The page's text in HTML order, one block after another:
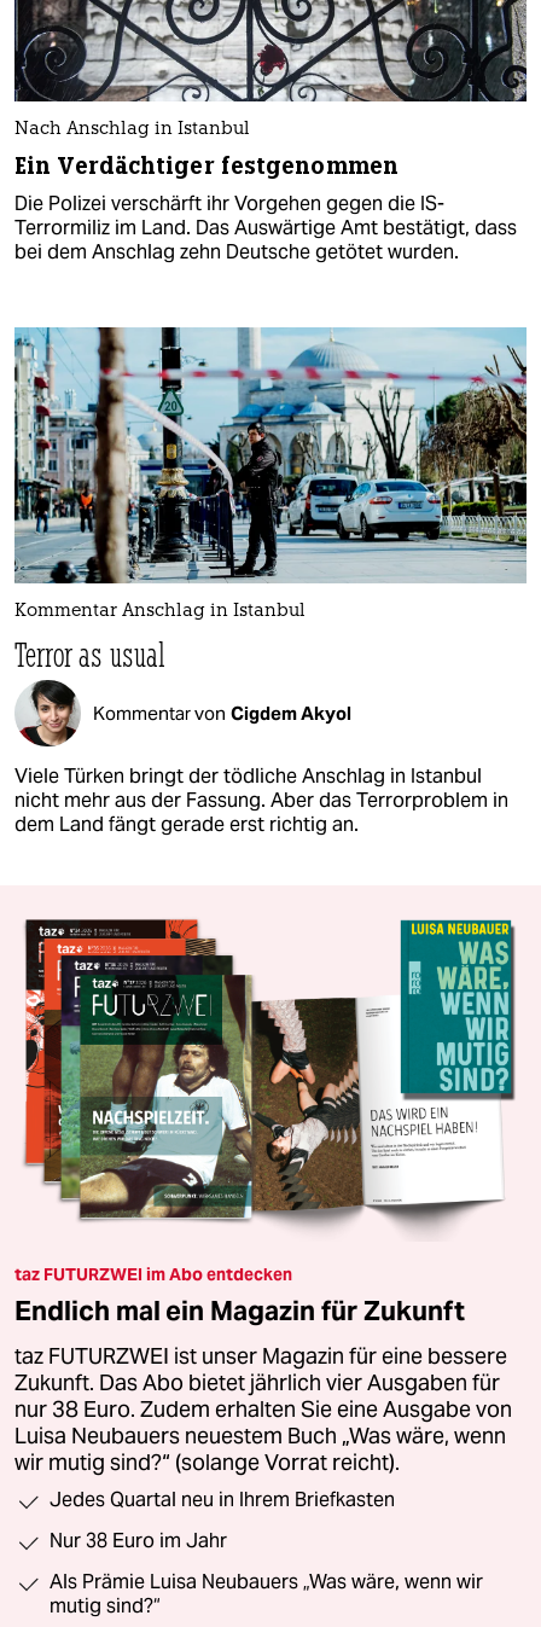
Nach Anschlag in Istanbul
Ein Verdächtiger festgenommen
Die Polizei verschärft ihr Vorgehen gegen die IS-
Terrormiliz im Land. Das Auswärtige Amt bestätigt, dass
bei dem Anschlag zehn Deutsche getötet wurden.
Kommentar Anschlag in Istanbul
Terror as usual
Kommentar von Cigdem Akyol
Viele Türken bringt der tödliche Anschlag in Istanbul
nicht mehr aus der Fassung. Aber das Terrorproblem in
dem Land fängt gerade erst richtig an.
taz FUTURZWEI im Abo entdecken
Endlich mal ein Magazin für Zukunft
taz FUTURZWEI ist unser Magazin für eine bessere
Zukunft. Das Abo bietet jährlich vier Ausgaben für
nur 38 Euro. Zudem erhalten Sie eine Ausgabe von
Luisa Neubauers neuestem Buch „Was wäre, wenn
wir mutig sind?“ (solange Vorrat reicht).
Jedes Quartal neu in Ihrem Briefkasten
Nur 38 Euro im Jahr
Als Prämie Luisa Neubauers „Was wäre, wenn wir
mutig sind?“